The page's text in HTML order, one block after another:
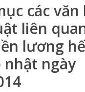
các văn
liên
lương
nhật ngày